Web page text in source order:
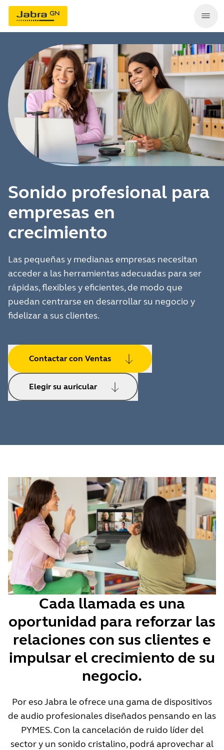
Sonido profesional para
empresas en
crecimiento
Las pequeñas y medianas empresas necesitan
acceder a las herramientas adecuadas para ser
rápidas, flexibles y eficientes, de modo que
puedan centrarse en desarrollar su negocio y
fidelizar a sus clientes.
Contactar con Ventas
Elegir su auricular
Cada llamada es una
oportunidad para reforzar las
relaciones con sus clientes e
impulsar el crecimiento de su
negocio.
Por eso Jabra le ofrece una gama de dispositivos
de audio profesionales diseñados pensando en las
PYMES. Con la cancelación de ruido líder del
sector y un sonido cristalino, podrá aprovechar al